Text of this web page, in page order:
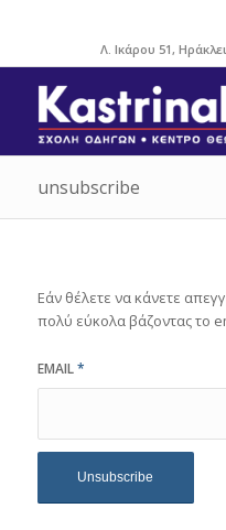
Λ. Ικάρου 51,
unsubscribe
Εάν θέλετε να κάνετε
πολύ εύκολα βάζοντας το
EMAIL*